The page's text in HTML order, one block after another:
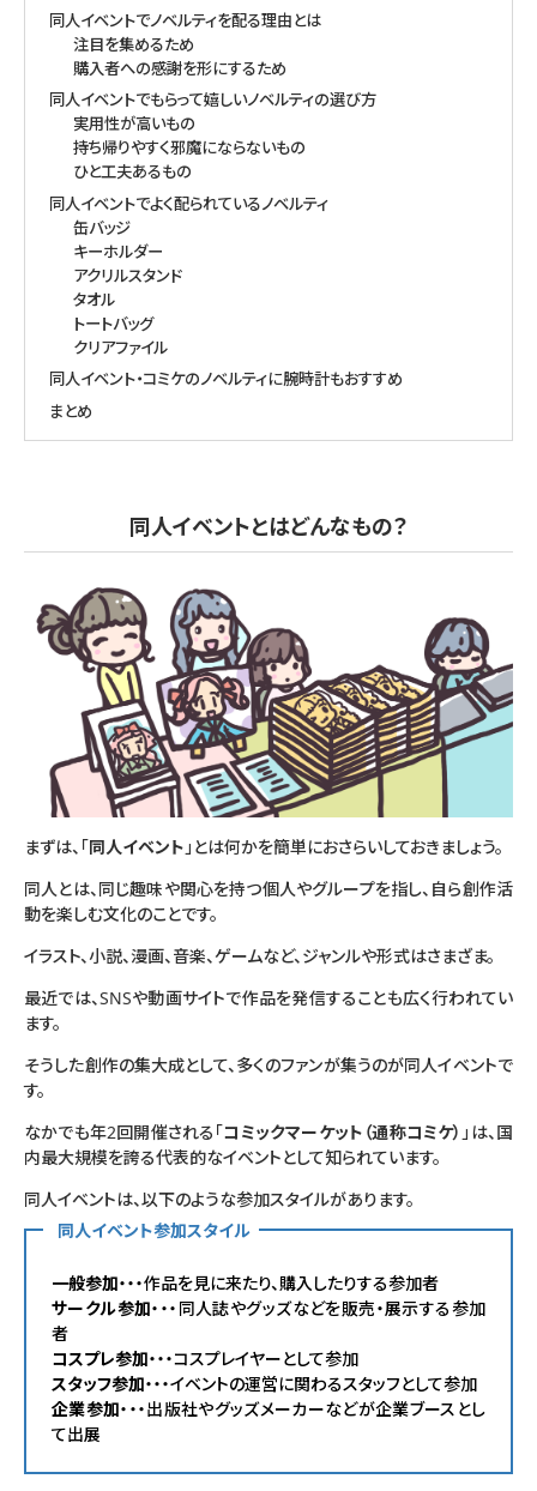
同人イベントでノベルティを配る理由とは
注目を集めるため
購入者への感謝を形にするため
同人イベントでもらって嬉しいノベルティの選び方
実用性が高いもの
持ち帰りやすく邪魔にならないもの
ひと工夫あるもの
同人イベントでよく配られているノベルティ
缶バッジ
キーホルダー
アクリルスタンド
タオル
トートバッグ
クリアファイル
同人イベント・コミケのノベルティに腕時計もおすすめ
まとめ
同人イベントとはどんなもの？
まずは、「同人イベント」とは何かを簡単におさらいしておきましょう。
同人とは、同じ趣味や関心を持つ個人やグループを指し、自ら創作活
動を楽しむ文化のことです。
イラスト、小説、漫画、音楽、ゲームなど、ジャンルや形式はさまざま。
最近では、SNSや動画サイトで作品を発信することも広く行われてい
ます。
そうした創作の集大成として、多くのファンが集うのが同人イベントで
す。
なかでも年2回開催される「コミックマーケット（通称コミケ） 」は、国
内最大規模を誇る代表的なイベントとして知られています。
同人イベントは、以下のような参加スタイルがあります。
同人イベント参加スタイル
一般参加・・・作品を見に来たり、購入したりする参加者
サークル参加・・・同人誌やグッズなどを販売・展示する参加
者
コスプレ参加・・・コスプレイヤーとして参加
スタッフ参加・・・イベントの運営に関わるスタッフとして参加
企業参加・・・出版社やグッズメーカーなどが企業ブースとし
て出展